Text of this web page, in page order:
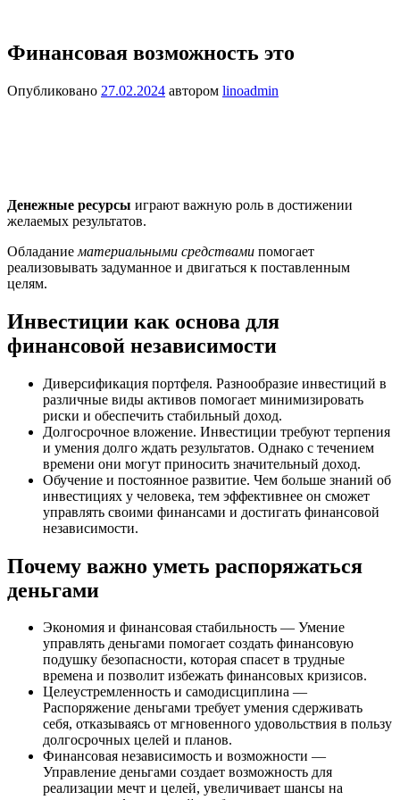
Финансовая возможность это
Опубликовано 27.02.2024 автором linoadmin
Денежные ресурсы играют важную роль в достижении
желаемых результатов.
Обладание материальными средствами помогает
реализовывать задуманное и двигаться к поставленным
целям.
Инвестиции как основа для
финансовой независимости
Диверсификация портфеля. Разнообразие инвестиций в
различные виды активов помогает минимизировать
риски и обеспечить стабильный доход.
Долгосрочное вложение. Инвестиции требуют терпения
и умения долго ждать результатов. Однако с течением
времени они могут приносить значительный доход.
Обучение и постоянное развитие. Чем больше знаний об
инвестициях у человека, тем эффективнее он сможет
управлять своими финансами и достигать финансовой
независимости.
Почему важно уметь распоряжаться
деньгами
Экономия и финансовая стабильность — Умение
управлять деньгами помогает создать финансовую
подушку безопасности, которая спасет в трудные
времена и позволит избежать финансовых кризисов.
Целеустремленность и самодисциплина —
Распоряжение деньгами требует умения сдерживать
себя, отказываясь от мгновенного удовольствия в пользу
долгосрочных целей и планов.
Финансовая независимость и возможности —
Управление деньгами создает возможность для
реализации мечт и целей, увеличивает шансы на